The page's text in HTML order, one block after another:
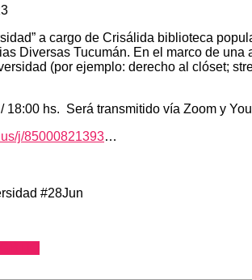
a cargo de Crisálida biblioteca
Diversas Tucumán. En el marco de
(por ejemplo: derecho al clóset;
18:00 hs. Será transmitido vía Zoom y
j/85000821393…
#28Jun